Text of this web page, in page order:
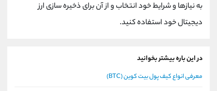
به نیازها و شرایط خود انتخاب و از آن برای ذخیره سازی ارز
دیجیتال خود استفاده کنید.
در این باره بیشتر بخوانید
معرفی انواع کیف پول بیت کوین (BTC)